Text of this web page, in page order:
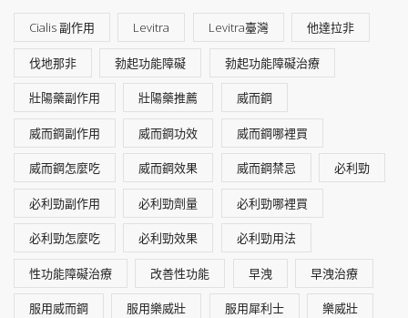
Cialis 副作用 Levitra Levitra臺灣 他達拉非
伐地那非 勃起功能障礙 勃起功能障礙治療
壯陽藥副作用 壯陽藥推薦 威而鋼
威而鋼副作用 威而鋼功效 威而鋼哪裡買
威而鋼怎麼吃 威而鋼效果 威而鋼禁忌 必利勁
必利勁副作用 必利勁劑量 必利勁哪裡買
必利勁怎麼吃 必利勁效果 必利勁用法
性功能障礙治療 改善性功能 早洩 早洩治療
服用威而鋼 服用樂威壯 服用犀利士 樂威壯